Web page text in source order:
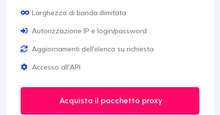
Larghezza di banda illimitata
Autorizzazione IP e login/password
Aggiornamenti dell'elenco su richiesta
Accesso all'API
Acquista il pacchetto proxy